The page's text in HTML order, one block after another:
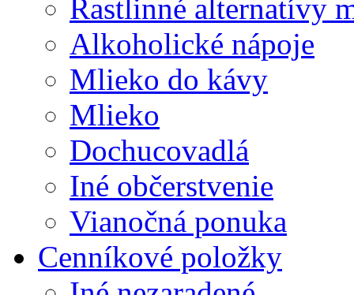
Rastlinné alternatívy
Alkoholické nápoje
Mlieko do kávy
Mlieko
Dochucovadlá
Iné občerstvenie
Vianočná ponuka
Cenníkové položky